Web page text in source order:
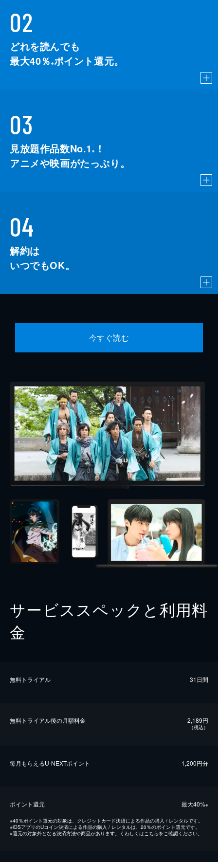
02
どれを読んでも
最大40％ ※ポイント還元。
03
見放題作品数No.1 ※
！
アニメや映画がたっぷり。
04
解約は
いつでもOK。
今すぐ読む
サービススペックと利用料
金
無料トライアル 31日間
無料トライアル後の⽉額料金 2,189円
（税込）
毎⽉もらえるU-NEXTポイント 1,200円分
ポイント還元 最⼤40%※
※40％ポイント還元の対象は、クレジットカード決済による作品の購入 / レンタルです。
※iOSアプリのUコイン決済による作品の購入 / レンタルは、20％のポイント還元です。
※還元の対象外となる決済方法や商品があります。くわしくはこちらをご確認ください。